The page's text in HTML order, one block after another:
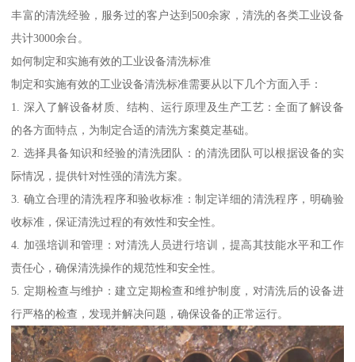
丰富的清洗经验，服务过的客户达到500余家，清洗的各类工业设备
共计3000余台。
如何制定和实施有效的工业设备清洗标准
制定和实施有效的工业设备清洗标准需要从以下几个方面入手：
1. 深入了解设备材质、结构、运行原理及生产工艺：全面了解设备
的各方面特点，为制定合适的清洗方案奠定基础。
2. 选择具备知识和经验的清洗团队：的清洗团队可以根据设备的实
际情况，提供针对性强的清洗方案。
3. 确立合理的清洗程序和验收标准：制定详细的清洗程序，明确验
收标准，保证清洗过程的有效性和安全性。
4. 加强培训和管理：对清洗人员进行培训，提高其技能水平和工作
责任心，确保清洗操作的规范性和安全性。
5. 定期检查与维护：建立定期检查和维护制度，对清洗后的设备进
行严格的检查，发现并解决问题，确保设备的正常运行。